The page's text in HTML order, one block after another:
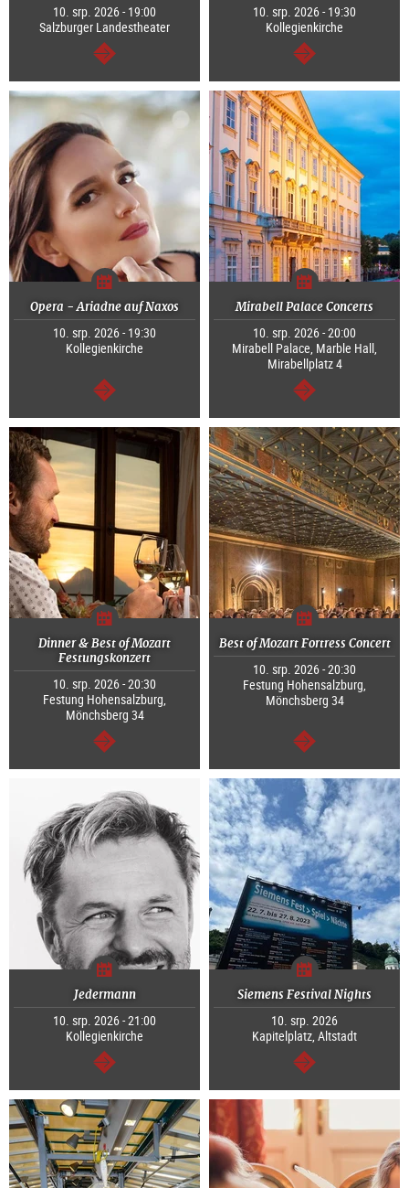
10. srp. 2026 - 19:00
Salzburger Landestheater
continue
10. srp. 2026 - 19:30
Kollegienkirche
continue
Opera - Ariadne auf Naxos
10. srp. 2026 - 19:30
Kollegienkirche
continue
Mirabell Palace Concerts
10. srp. 2026 - 20:00
Mirabell Palace, Marble Hall,
Mirabellplatz 4
continue
Dinner & Best of Mozart
Festungskonzert
10. srp. 2026 - 20:30
Festung Hohensalzburg,
Mönchsberg 34
continue
Best of Mozart Fortress Concert
10. srp. 2026 - 20:30
Festung Hohensalzburg,
Mönchsberg 34
continue
Jedermann
10. srp. 2026 - 21:00
Kollegienkirche
continue
Siemens Festival Nights
10. srp. 2026
Kapitelplatz, Altstadt
continue